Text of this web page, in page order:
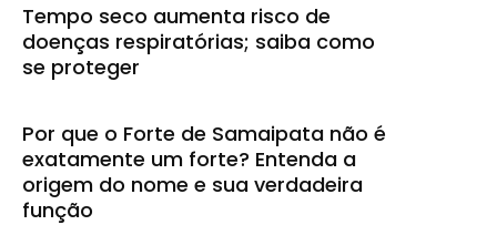
Tempo seco aumenta risco de
doenças respiratórias; saiba como
se proteger
Por que o Forte de Samaipata não é
exatamente um forte? Entenda a
origem do nome e sua verdadeira
função